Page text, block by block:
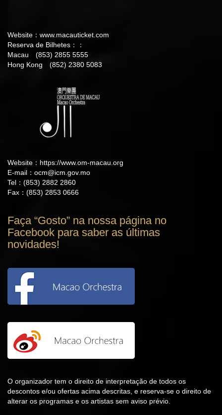
Website： www.macauticket.com
Reserva de Bilhetes：：
Macau (853) 2855 5555
Hong Kong (852) 2380 5083
Website： https://www.om-macau.org
E-mail： ocm@icm.gov.mo
Tel：(853) 2882 2860
Fax：(853) 2853 0666
Faça “Gosto” na nossa página no
Facebook para saber as últimas
novidades!
O organizador tem o direito de interpretação de todos os
descontos e/ou ofertas acima descritas, e reserva-se o direito de
alterar os programas e os artistas sem aviso prévio.